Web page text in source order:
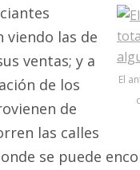
El
viendo las de
ventas; y a
de los
de
las calles
se puede